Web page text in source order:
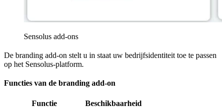
Sensolus add-ons
De branding add-on stelt u in staat uw bedrijfsidentiteit toe te passen
op het Sensolus-platform.
Functies van de branding add-on
Functie
Beschikbaarheid